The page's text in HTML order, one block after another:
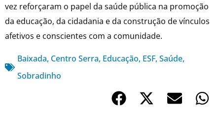
vez reforçaram o papel da saúde pública na promoção
da educação, da cidadania e da construção de vínculos
afetivos e conscientes com a comunidade.
Baixada, Centro Serra, Educação, ESF, Saúde,
Sobradinho